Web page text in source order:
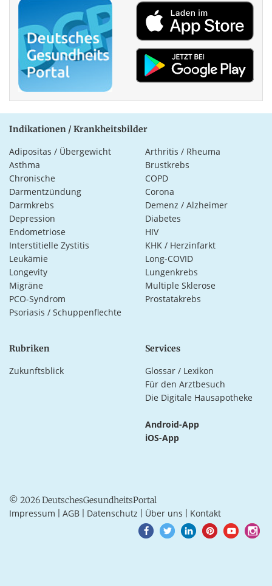
Indikationen / Krankheitsbilder
Adipositas / Übergewicht
Arthritis / Rheuma
Asthma
Brustkrebs
Chronische
Darmentzündung
COPD
Corona
Darmkrebs
Demenz / Alzheimer
Depression
Diabetes
Endometriose
HIV
Interstitielle Zystitis
KHK / Herzinfarkt
Leukämie
Long-COVID
Longevity
Lungenkrebs
Migräne
Multiple Sklerose
PCO-Syndrom
Prostatakrebs
Psoriasis / Schuppenflechte
Rubriken
Zukunftsblick
Services
Glossar / Lexikon
Für den Arztbesuch
Die Digitale Hausapotheke
Android-App
iOS-App
© 2026 DeutschesGesundheitsPortal
Impressum AGB Datenschutz Über uns Kontakt